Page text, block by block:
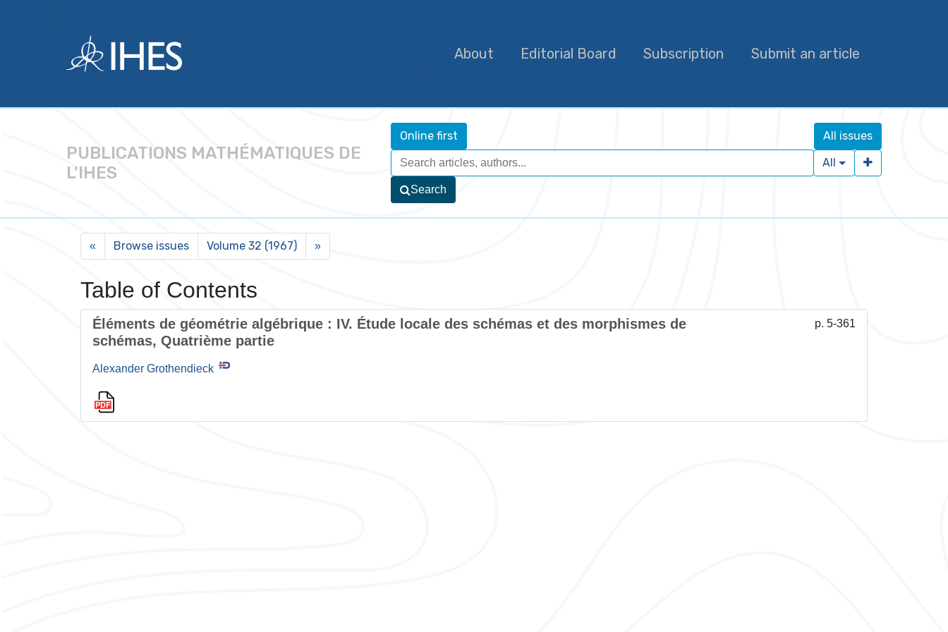
About Editorial Board Subscription Submit an article
PUBLICATIONS MATHÉMATIQUES DE
L'IHES
Online first
All issues
All
Search
« Browse issues Volume 32 (1967) »
Table of Contents
Éléments de géométrie algébrique : IV. Étude locale des schémas et des morphismes de
schémas, Quatrième partie
Alexander Grothendieck
p. 5-361